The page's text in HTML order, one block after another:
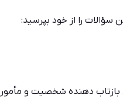
را از خود بپرسید:
دهنده شخصیت و